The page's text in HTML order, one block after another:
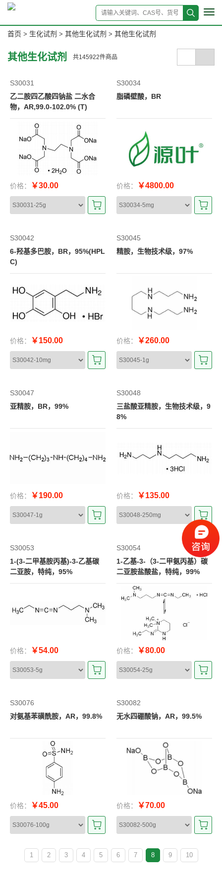
首页 > 生化试剂 > 其他生化试剂 > 其他生化试剂
其他生化试剂 共145922件商品
S30031
乙二胺四乙酸四钠盐 二水合
物，AR,99.0-102.0% (T)
价格： ￥30.00
S30034
脂磷壁酸，BR
价格： ￥4800.00
S30042
6-羟基多巴胺，BR，95%(HPL
C)
价格： ￥150.00
S30045
精胺，生物技术级，97%
价格： ￥260.00
S30047
亚精胺，BR，99%
价格： ￥190.00
S30048
三盐酸亚精胺，生物技术级，9
8%
价格： ￥135.00
S30053
1-(3-二甲基胺丙基)-3-乙基碳
二亚胺，特纯，95%
价格： ￥54.00
S30054
1-乙基-3-（3-二甲氨丙基）碳
二亚胺盐酸盐，特纯，99%
价格： ￥80.00
S30076
对氨基苯磺酰胺，AR，99.8%
价格： ￥45.00
S30082
无水四硼酸钠，AR，99.5%
价格： ￥70.00
1 2 3 4 5 6 7 8 9 10